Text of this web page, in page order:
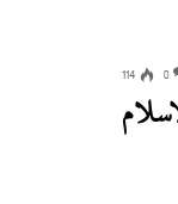
0
114